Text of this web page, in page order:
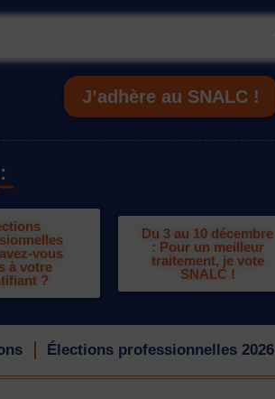
J’adhère au SNALC !
vous
à votre
?
Du 3 au 10 décembre
: Pour un meilleur
traitement, je vote
SNALC !
Élections professionnelles 2026